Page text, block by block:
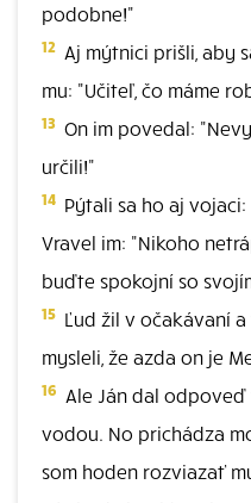
podobne!"
12 Aj mýtnici prišli, aby
mu: "Učiteľ, čo máme
13 On im povedal:
určili!"
14 Pýtali sa ho aj
Vravel im: "Nikoho
buďte spokojní so
15 Ľud žil v očakávaní
mysleli, že azda on je
16 Ale Ján dal
vodou. No prichádza
som hoden rozviazať